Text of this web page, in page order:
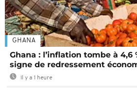
GHANA
Ghana : l’inflation tombe à 4,6
signe de redressement
Il y a 1 heure